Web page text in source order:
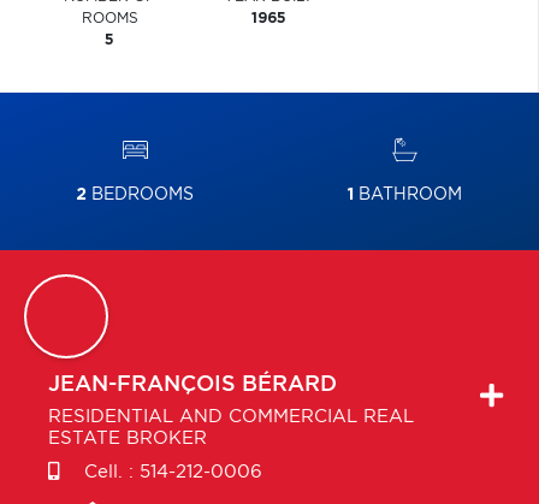
ROOMS
5
1965
2 BEDROOMS 1 BATHROOM
JEAN-FRANÇOIS BÉRARD
RESIDENTIAL AND COMMERCIAL REAL
ESTATE BROKER
Cell. : 514-212-0006